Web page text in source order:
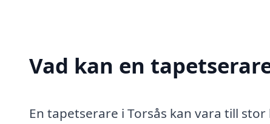
Vad kan en
En tapetserare i Torsås kan vara till